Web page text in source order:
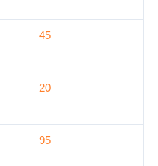
45
20
95